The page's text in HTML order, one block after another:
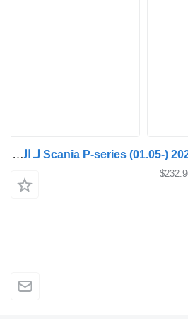
مبيت مرشح الوقود Scania P-series (01.05-) 2021608 لـ السيارات القاطرة Scania P,G,R,T-series (2004-2017)